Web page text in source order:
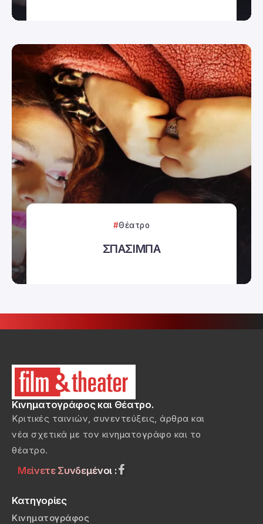
Θέατρο
ΣΠΑΣΙΜΠΑ
Κινηματογράφος και Θέατρο.
Κριτικές ταινιών, συνεντεύξεις, άρθρα και
νέα σχετικά με τον κινηματογράφο και το
θέατρο.
Μείνετε Συνδεμένοι :
Κατηγορίες
Κινηματογράφος